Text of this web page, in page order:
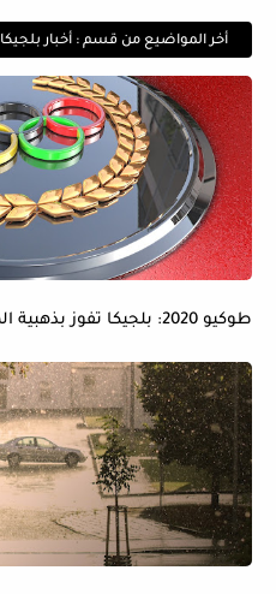
أخر المواضيع من قسم : أخبار بلجيكا
طوكيو 2020: بلجيكا تفوز بذهبية الهوكي العشبي للرجال